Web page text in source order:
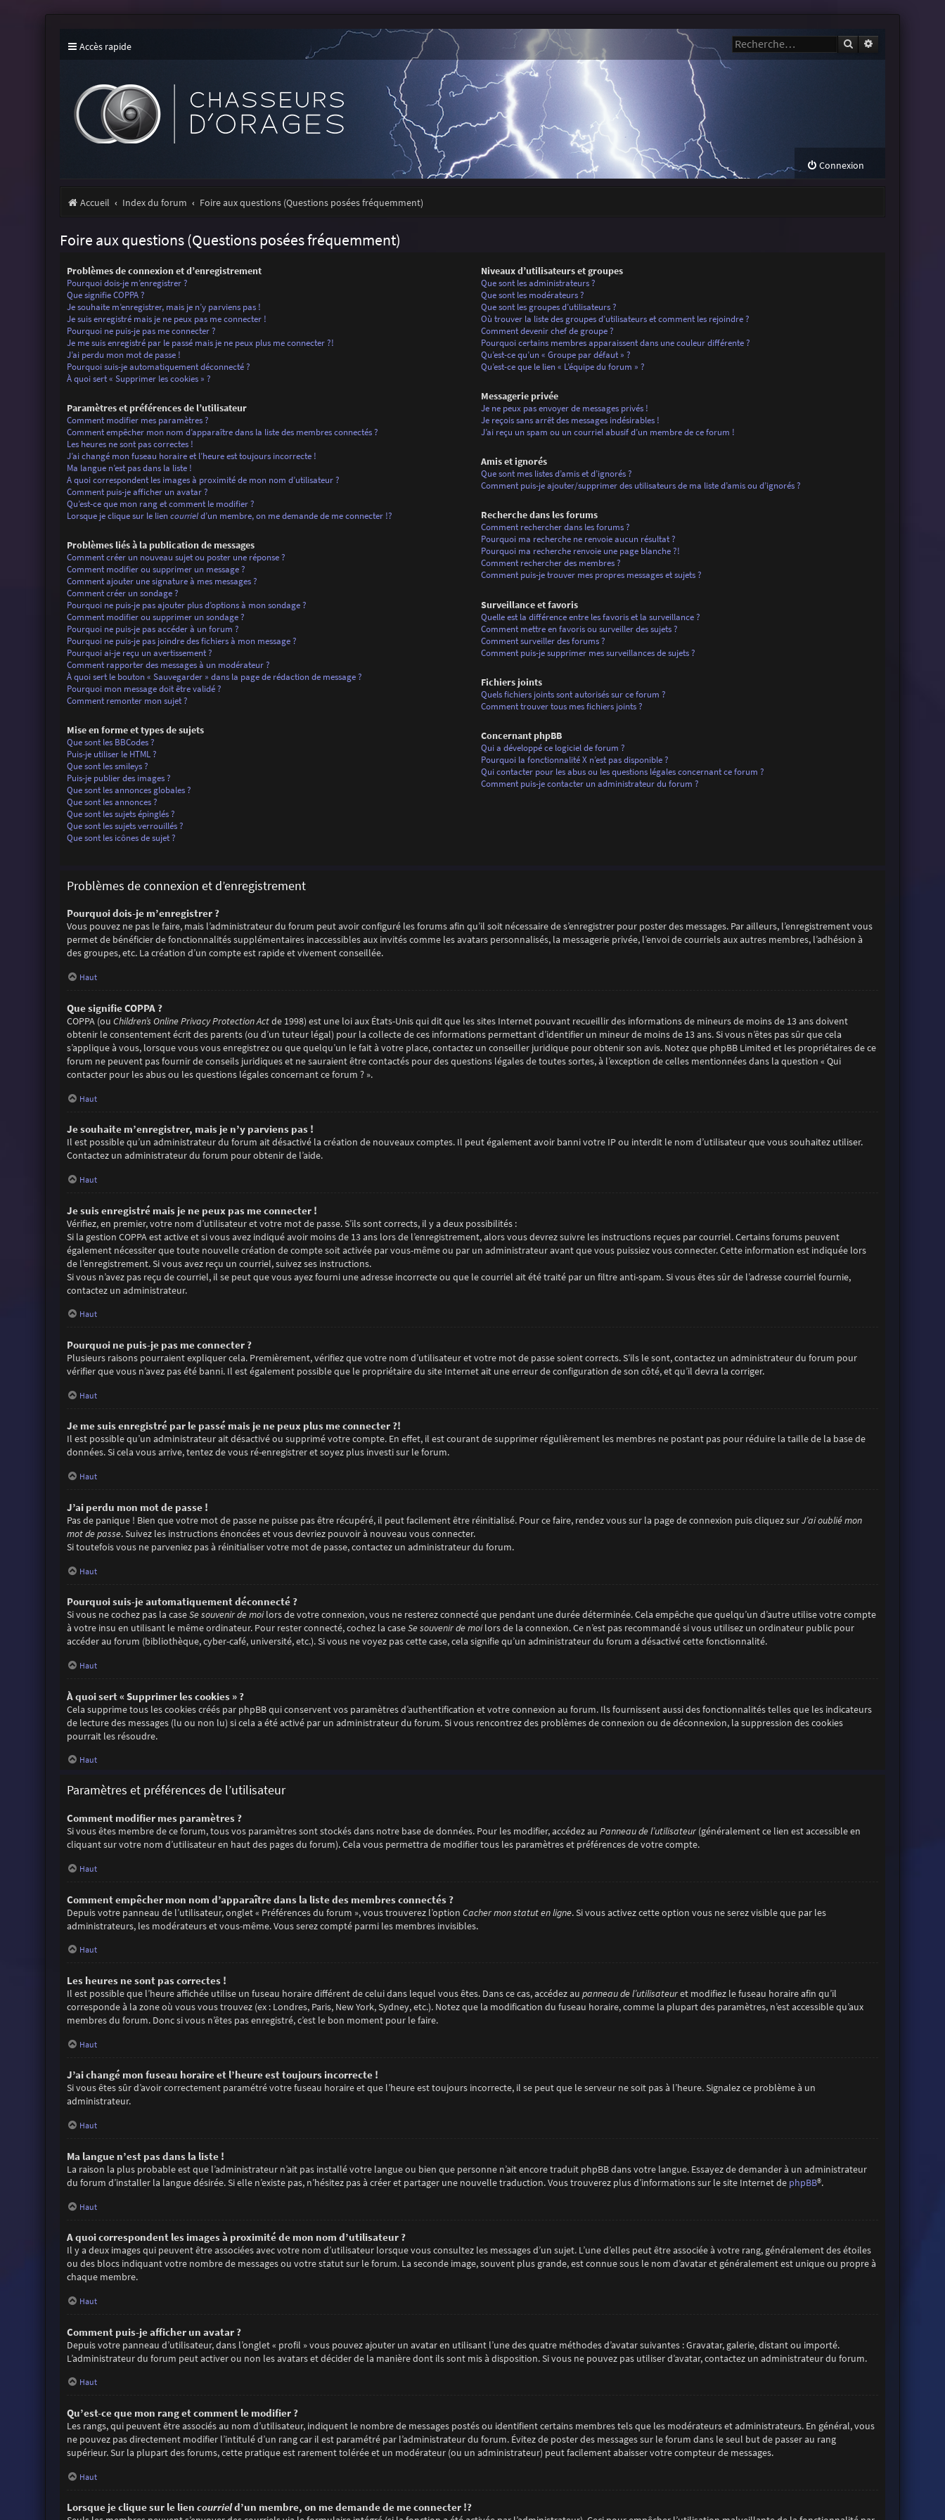
Accès rapide Rechercher
Connexion
Accueil Index du forum Foire aux questions (Questions posées fréquemment)
Foire aux questions (Questions posées fréquemment)
Problèmes de connexion et d’enregistrement
Pourquoi dois-je m’enregistrer ?
Que signifie COPPA ?
Je souhaite m’enregistrer, mais je n’y parviens pas !
Je suis enregistré mais je ne peux pas me connecter !
Pourquoi ne puis-je pas me connecter ?
Je me suis enregistré par le passé mais je ne peux plus me connecter ?!
J’ai perdu mon mot de passe !
Pourquoi suis-je automatiquement déconnecté ?
À quoi sert « Supprimer les cookies » ?
Paramètres et préférences de l’utilisateur
Comment modifier mes paramètres ?
Comment empêcher mon nom d’apparaître dans la liste des membres connectés ?
Les heures ne sont pas correctes !
J’ai changé mon fuseau horaire et l’heure est toujours incorrecte !
Ma langue n’est pas dans la liste !
A quoi correspondent les images à proximité de mon nom d’utilisateur ?
Comment puis-je afficher un avatar ?
Qu’est-ce que mon rang et comment le modifier ?
Lorsque je clique sur le liencourrield’un membre, on me demande de me connecter !?
Problèmes liés à la publication de messages
Comment créer un nouveau sujet ou poster une réponse ?
Comment modifier ou supprimer un message ?
Comment ajouter une signature à mes messages ?
Comment créer un sondage ?
Pourquoi ne puis-je pas ajouter plus d’options à mon sondage ?
Comment modifier ou supprimer un sondage ?
Pourquoi ne puis-je pas accéder à un forum ?
Pourquoi ne puis-je pas joindre des fichiers à mon message ?
Pourquoi ai-je reçu un avertissement ?
Comment rapporter des messages à un modérateur ?
À quoi sert le bouton « Sauvegarder » dans la page de rédaction de message ?
Pourquoi mon message doit être validé ?
Comment remonter mon sujet ?
Mise en forme et types de sujets
Que sont les BBCodes ?
Puis-je utiliser le HTML ?
Que sont les smileys ?
Puis-je publier des images ?
Que sont les annonces globales ?
Que sont les annonces ?
Que sont les sujets épinglés ?
Que sont les sujets verrouillés ?
Que sont les icônes de sujet ?
Niveaux d’utilisateurs et groupes
Que sont les administrateurs ?
Que sont les modérateurs ?
Que sont les groupes d’utilisateurs ?
Où trouver la liste des groupes d’utilisateurs et comment les rejoindre ?
Comment devenir chef de groupe ?
Pourquoi certains membres apparaissent dans une couleur différente ?
Qu’est-ce qu’un « Groupe par défaut » ?
Qu’est-ce que le lien « L’équipe du forum » ?
Messagerie privée
Je ne peux pas envoyer de messages privés !
Je reçois sans arrêt des messages indésirables !
J’ai reçu un spam ou un courriel abusif d’un membre de ce forum !
Amis et ignorés
Que sont mes listes d’amis et d’ignorés ?
Comment puis-je ajouter/supprimer des utilisateurs de ma liste d’amis ou d’ignorés ?
Recherche dans les forums
Comment rechercher dans les forums ?
Pourquoi ma recherche ne renvoie aucun résultat ?
Pourquoi ma recherche renvoie une page blanche ?!
Comment rechercher des membres ?
Comment puis-je trouver mes propres messages et sujets ?
Surveillance et favoris
Quelle est la différence entre les favoris et la surveillance ?
Comment mettre en favoris ou surveiller des sujets ?
Comment surveiller des forums ?
Comment puis-je supprimer mes surveillances de sujets ?
Fichiers joints
Quels fichiers joints sont autorisés sur ce forum ?
Comment trouver tous mes fichiers joints ?
Concernant phpBB
Qui a développé ce logiciel de forum ?
Pourquoi la fonctionnalité X n’est pas disponible ?
Qui contacter pour les abus ou les questions légales concernant ce forum ?
Comment puis-je contacter un administrateur du forum ?
Problèmes de connexion et d’enregistrement
Pourquoi dois-je m’enregistrer ?
Vous pouvez ne pas le faire, mais l’administrateur du forum peut avoir configuré les forums afin qu’il soit nécessaire de s’enregistrer pour poster des messages. Par ailleurs, l’enregistrement vous
permet de bénéficier de fonctionnalités supplémentaires inaccessibles aux invités comme les avatars personnalisés, la messagerie privée, l’envoi de courriels aux autres membres, l’adhésion à
des groupes, etc. La création d’un compte est rapide et vivement conseillée.
Haut
Que signifie COPPA ?
COPPA (ou Children’s Online Privacy Protection Actde 1998) est une loi aux États-Unis qui dit que les sites Internet pouvant recueillir des informations de mineurs de moins de 13 ans doivent
obtenir le consentement écrit des parents (ou d’un tuteur légal) pour la collecte de ces informations permettant d’identifier un mineur de moins de 13 ans. Si vous n’êtes pas sûr que cela
s’applique à vous, lorsque vous vous enregistrez ou que quelqu’un le fait à votre place, contactez un conseiller juridique pour obtenir son avis. Notez que phpBB Limited et les propriétaires de ce
forum ne peuvent pas fournir de conseils juridiques et ne sauraient être contactés pour des questions légales de toutes sortes, à l’exception de celles mentionnées dans la question « Qui
contacter pour les abus ou les questions légales concernant ce forum ? ».
Haut
Je souhaite m’enregistrer, mais je n’y parviens pas !
Il est possible qu’un administrateur du forum ait désactivé la création de nouveaux comptes. Il peut également avoir banni votre IP ou interdit le nom d’utilisateur que vous souhaitez utiliser.
Contactez un administrateur du forum pour obtenir de l’aide.
Haut
Je suis enregistré mais je ne peux pas me connecter !
Vérifiez, en premier, votre nom d’utilisateur et votre mot de passe. S’ils sont corrects, il y a deux possibilités :
Si la gestion COPPA est active et si vous avez indiqué avoir moins de 13 ans lors de l’enregistrement, alors vous devrez suivre les instructions reçues par courriel. Certains forums peuvent
également nécessiter que toute nouvelle création de compte soit activée par vous-même ou par un administrateur avant que vous puissiez vous connecter. Cette information est indiquée lors
de l’enregistrement. Si vous avez reçu un courriel, suivez ses instructions.
Si vous n’avez pas reçu de courriel, il se peut que vous ayez fourni une adresse incorrecte ou que le courriel ait été traité par un filtre anti-spam. Si vous êtes sûr de l’adresse courriel fournie,
contactez un administrateur.
Haut
Pourquoi ne puis-je pas me connecter ?
Plusieurs raisons pourraient expliquer cela. Premièrement, vérifiez que votre nom d’utilisateur et votre mot de passe soient corrects. S’ils le sont, contactez un administrateur du forum pour
vérifier que vous n’avez pas été banni. Il est également possible que le propriétaire du site Internet ait une erreur de configuration de son côté, et qu’il devra la corriger.
Haut
Je me suis enregistré par le passé mais je ne peux plus me connecter ?!
Il est possible qu’un administrateur ait désactivé ou supprimé votre compte. En effet, il est courant de supprimer régulièrement les membres ne postant pas pour réduire la taille de la base de
données. Si cela vous arrive, tentez de vous ré-enregistrer et soyez plus investi sur le forum.
Haut
J’ai perdu mon mot de passe !
Pas de panique ! Bien que votre mot de passe ne puisse pas être récupéré, il peut facilement être réinitialisé. Pour ce faire, rendez vous sur la page de connexion puis cliquez surJ’ai oublié mon
mot de passe. Suivez les instructions énoncées et vous devriez pouvoir à nouveau vous connecter.
Si toutefois vous ne parveniez pas à réinitialiser votre mot de passe, contactez un administrateur du forum.
Haut
Pourquoi suis-je automatiquement déconnecté ?
Si vous ne cochez pas la caseSe souvenir de moilors de votre connexion, vous ne resterez connecté que pendant une durée déterminée. Cela empêche que quelqu’un d’autre utilise votre compte
à votre insu en utilisant le même ordinateur. Pour rester connecté, cochez la caseSe souvenir de moilors de la connexion. Ce n’est pas recommandé si vous utilisez un ordinateur public pour
accéder au forum (bibliothèque, cyber-café, université, etc.). Si vous ne voyez pas cette case, cela signifie qu’un administrateur du forum a désactivé cette fonctionnalité.
Haut
À quoi sert « Supprimer les cookies » ?
Cela supprime tous les cookies créés par phpBB qui conservent vos paramètres d’authentification et votre connexion au forum. Ils fournissent aussi des fonctionnalités telles que les indicateurs
de lecture des messages (lu ou non lu) si cela a été activé par un administrateur du forum. Si vous rencontrez des problèmes de connexion ou de déconnexion, la suppression des cookies
pourrait les résoudre.
Haut
Paramètres et préférences de l’utilisateur
Comment modifier mes paramètres ?
Si vous êtes membre de ce forum, tous vos paramètres sont stockés dans notre base de données. Pour les modifier, accédez au Panneau de l’utilisateur(généralement ce lien est accessible en
cliquant sur votre nom d’utilisateur en haut des pages du forum). Cela vous permettra de modifier tous les paramètres et préférences de votre compte.
Haut
Comment empêcher mon nom d’apparaître dans la liste des membres connectés ?
Depuis votre panneau de l’utilisateur, onglet « Préférences du forum », vous trouverez l’option Cacher mon statut en ligne. Si vous activez cette option vous ne serez visible que par les
administrateurs, les modérateurs et vous-même. Vous serez compté parmi les membres invisibles.
Haut
Les heures ne sont pas correctes !
Il est possible que l’heure affichée utilise un fuseau horaire différent de celui dans lequel vous êtes. Dans ce cas, accédez au panneau de l’utilisateuret modifiez le fuseau horaire afin qu’il
corresponde à la zone où vous vous trouvez (ex : Londres, Paris, New York, Sydney, etc.). Notez que la modification du fuseau horaire, comme la plupart des paramètres, n’est accessible qu’aux
membres du forum. Donc si vous n’êtes pas enregistré, c’est le bon moment pour le faire.
Haut
J’ai changé mon fuseau horaire et l’heure est toujours incorrecte !
Si vous êtes sûr d’avoir correctement paramétré votre fuseau horaire et que l’heure est toujours incorrecte, il se peut que le serveur ne soit pas à l’heure. Signalez ce problème à un
administrateur.
Haut
Ma langue n’est pas dans la liste !
La raison la plus probable est que l’administrateur n’ait pas installé votre langue ou bien que personne n’ait encore traduit phpBB dans votre langue. Essayez de demander à un administrateur
du forum d’installer la langue désirée. Si elle n’existe pas, n’hésitez pas à créer et partager une nouvelle traduction. Vous trouverez plus d’informations sur le site Internet de phpBB®.
Haut
A quoi correspondent les images à proximité de mon nom d’utilisateur ?
Il y a deux images qui peuvent être associées avec votre nom d’utilisateur lorsque vous consultez les messages d’un sujet. L’une d’elles peut être associée à votre rang, généralement des étoiles
ou des blocs indiquant votre nombre de messages ou votre statut sur le forum. La seconde image, souvent plus grande, est connue sous le nom d’avatar et généralement est unique ou propre à
chaque membre.
Haut
Comment puis-je afficher un avatar ?
Depuis votre panneau d’utilisateur, dans l’onglet « profil » vous pouvez ajouter un avatar en utilisant l’une des quatre méthodes d’avatar suivantes : Gravatar, galerie, distant ou importé.
L’administrateur du forum peut activer ou non les avatars et décider de la manière dont ils sont mis à disposition. Si vous ne pouvez pas utiliser d’avatar, contactez un administrateur du forum.
Haut
Qu’est-ce que mon rang et comment le modifier ?
Les rangs, qui peuvent être associés au nom d’utilisateur, indiquent le nombre de messages postés ou identifient certains membres tels que les modérateurs et administrateurs. En général, vous
ne pouvez pas directement modifier l’intitulé d’un rang car il est paramétré par l’administrateur du forum. Évitez de poster des messages sur le forum dans le seul but de passer au rang
supérieur. Sur la plupart des forums, cette pratique est rarement tolérée et un modérateur (ou un administrateur) peut facilement abaisser votre compteur de messages.
Haut
Lorsque je clique sur le lien courrield’un membre, on me demande de me connecter !?